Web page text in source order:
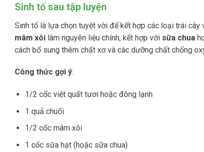
Sinh tố sau tập luyện
Sinh tố là lựa chọn tuyệt vời để kết hợp các loại trái
mâm xôi làm nguyên liệu chính, kết hợp với sữa chua
cách bổ sung thêm chất xơ và các dưỡng chất chống
Công thức gợi ý:
1/2 cốc việt quất tươi hoặc đông lạnh
1 quả chuối
1/2 cốc mâm xôi
1 cốc sữa hạt (hoặc sữa chua)